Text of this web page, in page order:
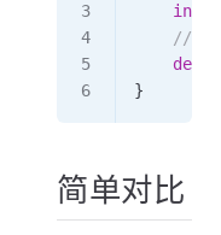
    int
// 记
}
简单对比